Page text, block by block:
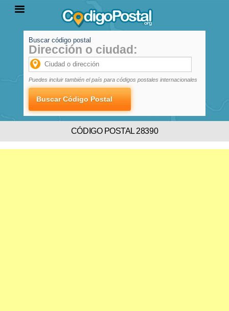
PROVINCIAS
LOCALIDADES
Buscar código postal
Dirección o ciudad:
Puedes incluir también el país para códigos postales internacionales
CÓDIGO POSTAL 28390